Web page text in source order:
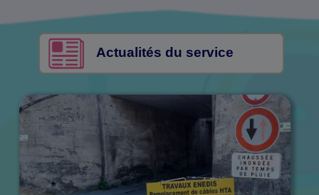
Actualités du service